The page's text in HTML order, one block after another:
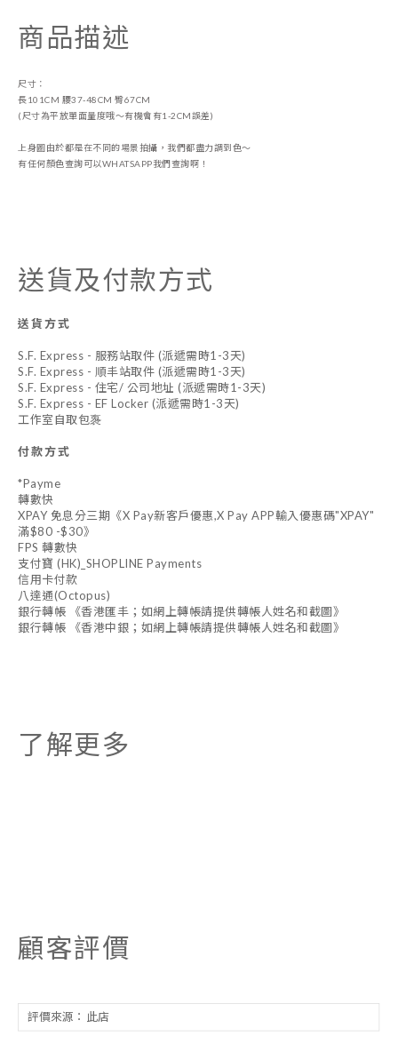
商品描述
尺寸：
長101CM 腰37-48CM 臀67CM
(尺寸為平放單面量度哦～有機會有1-2CM誤差)
上身圖由於都是在不同的場景拍攝，我們都盡力調到色〜
有任何顏色查詢可以WHATSAPP我們查詢啊！
送貨及付款方式
送貨方式
S.F. Express - 服務站取件 (派遞需時1-3天)
S.F. Express - 順丰站取件 (派遞需時1-3天)
S.F. Express - 住宅/ 公司地址 (派遞需時1-3天)
S.F. Express - EF Locker (派遞需時1-3天)
工作室自取包褢
付款方式
*Payme
轉數快
XPAY 免息分三期《X Pay新客戶優惠,X Pay APP輸入優惠碼"XPAY"
滿$80 -$30》
FPS 轉數快
支付寶 (HK)_SHOPLINE Payments
信用卡付款
八達通(Octopus)
銀行轉帳 《香港匯丰；如網上轉帳請提供轉帳人姓名和截圖》
銀行轉帳 《香港中銀；如網上轉帳請提供轉帳人姓名和截圖》
了解更多
顧客評價